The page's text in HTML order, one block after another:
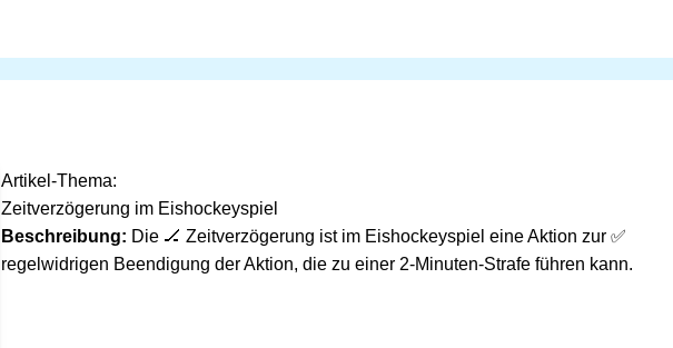
Artikel-Thema:
Zeitverzögerung im Eishockeyspiel
Beschreibung: Die 🏒 Zeitverzögerung ist im Eishockeyspiel eine Aktion zur ✅
regelwidrigen Beendigung der Aktion, die zu einer 2-Minuten-Strafe führen kann.